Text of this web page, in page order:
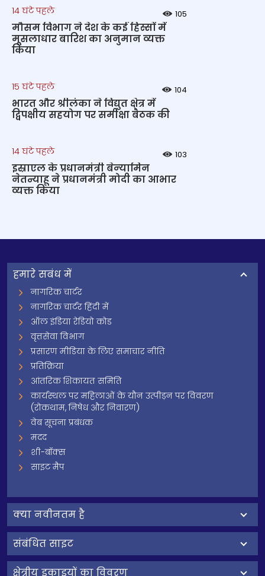
14 घंटे पहले 105
मौसम विभाग ने देश के कई हिस्सों में
मूसलाधार बारिश का अनुमान व्यक्त
किया
15 घंटे पहले 104
भारत और श्रीलंका ने विद्युत क्षेत्र में
द्विपक्षीय सहयोग पर समीक्षा बैठक की
14 घंटे पहले 103
इस्राएल के प्रधानमंत्री बेन्‍यामिन
नेतन्याहू ने प्रधानमंत्री मोदी का आभार
व्यक्त किया
हमारे सबंध में
नागरिक चार्टर
नागरिक चार्टर हिंदी में
ऑल इंडिया रेडियो कोड
वृत्तसेवा विभाग
प्रसारण मीडिया के लिए समाचार नीति
प्रतिक्रिया
आंतरिक शिकायत समिति
कार्यस्थल पर महिलाओं के यौन उत्पीड़न पर विवरण
(रोकथाम, निषेध और निवारण)
वेब सूचना प्रबंधक
मदद
शी-बॉक्स
साइट मैप
क्‍या नवीनतम है
संबंधित साइट
क्षेत्रीय इकाइयों का विवरण